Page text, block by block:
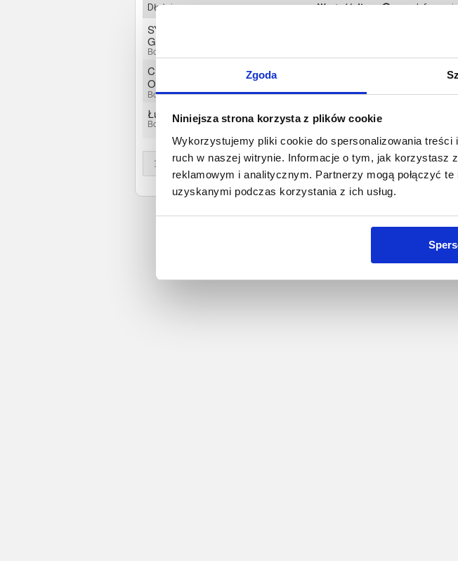
Zgoda
Niniejsza strona korzysta z plików cookie
Wykorzystujemy pliki cookie do spersonalizowania
ruch w naszej witrynie. Informacje o tym, jak korzystasz
reklamowym i analitycznym. Partnerzy mogą połączyć
uzyskanymi podczas korzystania z ich usług.
Dłużnicy Wartość długu Informacje
SYSTEMY SPRZEDAŻY
Grzegorz Kucharski
Bochnia, Małopolskie
CFP SPÓŁKA Z OGRANICZONĄ
ODPOWIEDZIALNOŚCIĄ
Bochnia, Małopolskie
Łukasz Majcher
Bochnia, Małopolskie
2 830,38 PLN
1